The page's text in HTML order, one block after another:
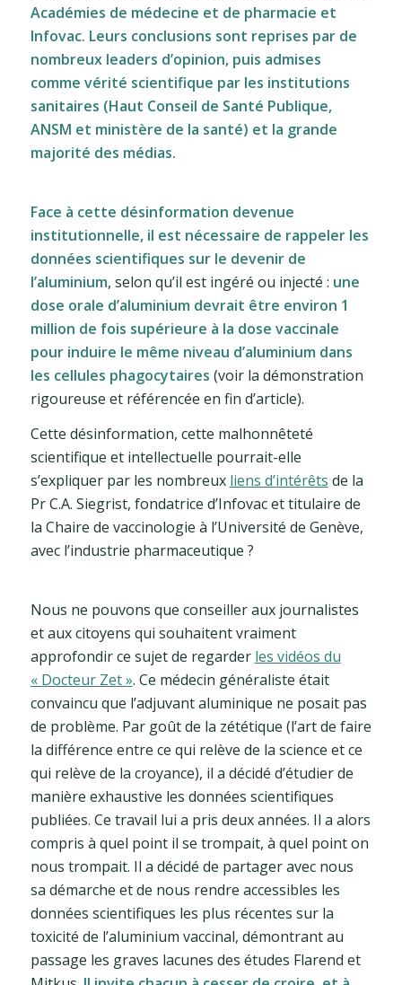
Académies de médecine et de pharmacie et
Infovac. Leurs conclusions sont reprises par de
nombreux leaders d’opinion, puis admises
comme vérité scientifique par les institutions
sanitaires (Haut Conseil de Santé Publique,
ANSM et ministère de la santé) et la grande
majorité des médias.
Face à cette désinformation devenue
institutionnelle, il est nécessaire de rappeler les
données scientifiques sur le devenir de
l’aluminium, selon qu’il est ingéré ou injecté : une
dose orale d’aluminium devrait être environ 1
million de fois supérieure à la dose vaccinale
pour induire le même niveau d’aluminium dans
les cellules phagocytaires (voir la démonstration
rigoureuse et référencée en fin d’article).
Cette désinformation, cette malhonnêteté
scientifique et intellectuelle pourrait-elle
s’expliquer par les nombreux liens d’intérêts de la
Pr C.A. Siegrist, fondatrice d’Infovac et titulaire de
la Chaire de vaccinologie à l’Université de Genève,
avec l’industrie pharmaceutique ?
Nous ne pouvons que conseiller aux journalistes
et aux citoyens qui souhaitent vraiment
approfondir ce sujet de regarder les vidéos du
« Docteur Zet ». Ce médecin généraliste était
convaincu que l’adjuvant aluminique ne posait pas
de problème. Par goût de la zététique (l’art de faire
la différence entre ce qui relève de la science et ce
qui relève de la croyance), il a décidé d’étudier de
manière exhaustive les données scientifiques
publiées. Ce travail lui a pris deux années. Il a alors
compris à quel point il se trompait, à quel point on
nous trompait. Il a décidé de partager avec nous
sa démarche et de nous rendre accessibles les
données scientifiques les plus récentes sur la
toxicité de l’aluminium vaccinal, démontrant au
passage les graves lacunes des études Flarend et